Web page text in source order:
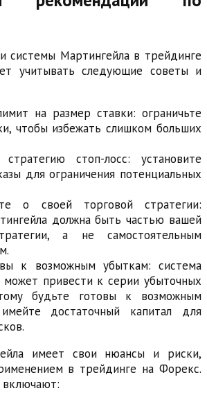
системы Мартингейла в трейдинге
учитывать следующие советы и
на размер ставки: ограничьте
чтобы избежать слишком больших
стратегию стоп-лосс: установите
для ограничения потенциальных
о своей торговой стратегии:
должна быть частью вашей
а не самостоятельным
к возможным убыткам: система
может привести к серии убыточных
будьте готовы к возможным
достаточный капитал для
имеет свои нюансы и риски,
в трейдинге на Форекс.